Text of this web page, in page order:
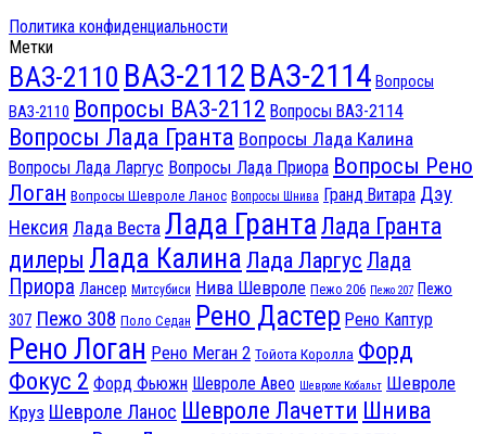
Политика конфиденциальности
Метки
ВАЗ-2110 ВАЗ-2112 ВАЗ-2114 Вопросы
ВАЗ-2110 Вопросы ВАЗ-2112 Вопросы ВАЗ-2114
Вопросы Лада Гранта Вопросы Лада Калина
Вопросы Лада Ларгус Вопросы Лада Приора Вопросы Рено
Логан Вопросы Шевроле Ланос Вопросы Шнива Гранд Витара Дэу
Нексия Лада Веста Лада Гранта Лада Гранта
дилеры Лада Калина Лада Ларгус Лада
Приора Лансер Митсубиси Нива Шевроле Пежо 206 Пежо 207 Пежо
307 Пежо 308 Поло Седан Рено Дастер Рено Каптур
Рено Логан Рено Меган 2 Тойота Королла Форд
Фокус 2 Форд Фьюжн Шевроле Авео Шевроле Кобальт Шевроле
Круз Шевроле Ланос Шевроле Лачетти Шнива